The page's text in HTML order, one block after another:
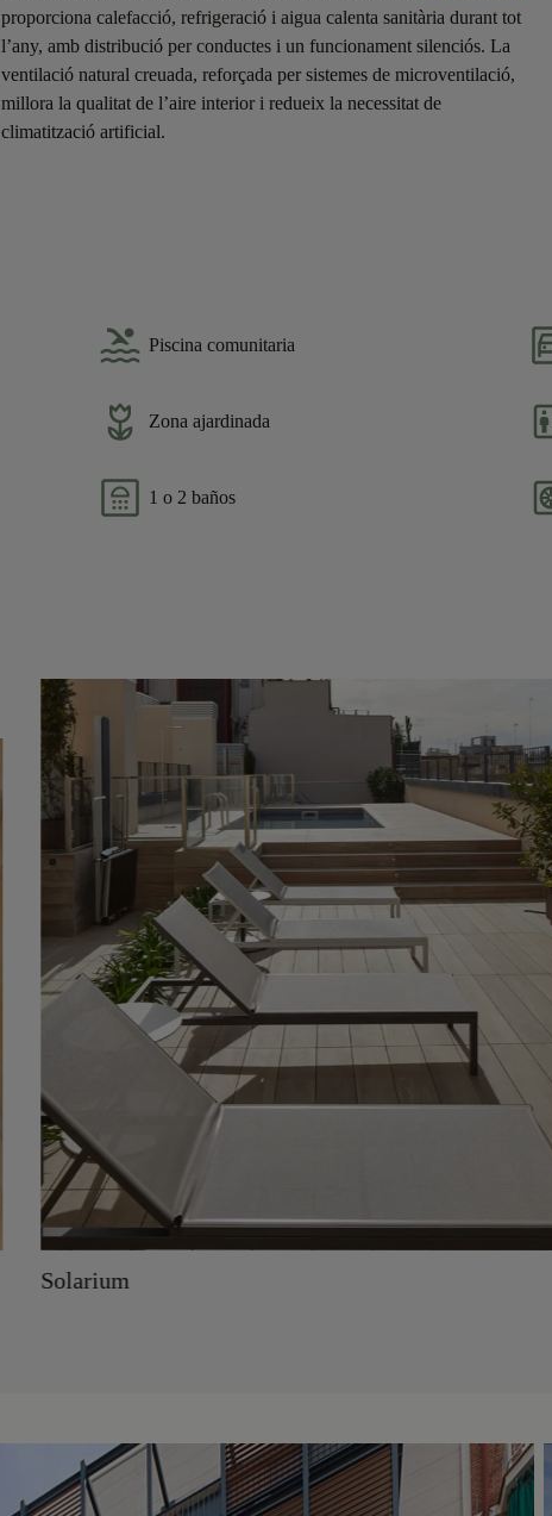
proporciona calefacció, refrigeració i aigua calenta sanitària durant tot
l’any, amb distribució per conductes i un funcionament silenciós. La
ventilació natural creuada, reforçada per sistemes de microventilació,
millora la qualitat de l’aire interior i redueix la necessitat de
climatització artificial.
Piscina comunitaria
Zona ajardinada
1 o 2 baños